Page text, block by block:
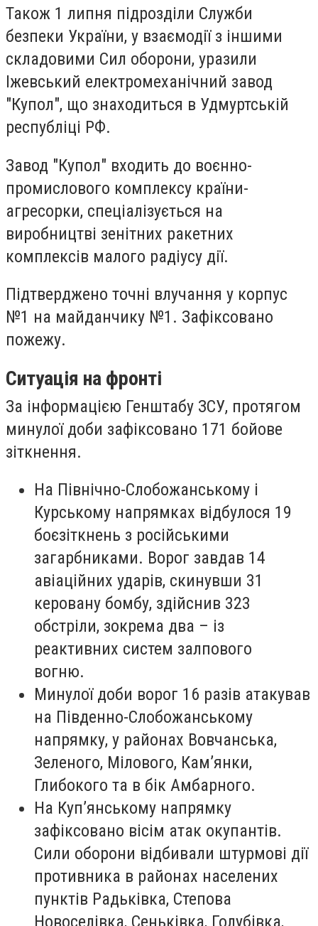
Також 1 липня підрозділи Служби
безпеки України, у взаємодії з іншими
складовими Сил оборони, уразили
Іжевський електромеханічний завод
"Купол", що знаходиться в Удмуртській
республіці РФ.
Завод "Купол" входить до воєнно-
промислового комплексу країни-
агресорки, спеціалізується на
виробництві зенітних ракетних
комплексів малого радіусу дії.
Підтверджено точні влучання у корпус
№1 на майданчику №1. Зафіксовано
пожежу.
Ситуація на фронті
За інформацією Генштабу ЗСУ, протягом
минулої доби зафіксовано 171 бойове
зіткнення.
На Північно-Слобожанському і
Курському напрямках відбулося 19
боєзіткнень з російськими
загарбниками. Ворог завдав 14
авіаційних ударів, скинувши 31
керовану бомбу, здійснив 323
обстріли, зокрема два – із
реактивних систем залпового
вогню.
Минулої доби ворог 16 разів атакував
на Південно-Слобожанському
напрямку, у районах Вовчанська,
Зеленого, Мілового, Кам’янки,
Глибокого та в бік Амбарного.
На Куп’янському напрямку
зафіксовано вісім атак окупантів.
Сили оборони відбивали штурмові дії
противника в районах населених
пунктів Радьківка, Степова
Новоселівка, Сеньківка, Голубівка,